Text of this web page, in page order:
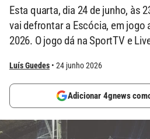
Esta quarta, dia 24 de junho, às
vai defrontar a Escócia, em jogo
2026. O jogo dá na SportTV e
Luís Guedes 24 junho 2026
Adicionar 4gnews